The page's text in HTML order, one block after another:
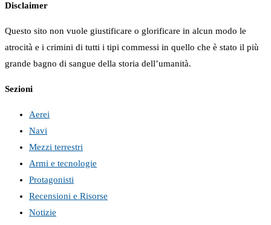
Disclaimer
Questo sito non vuole giustificare o glorificare in alcun modo le
atrocità e i crimini di tutti i tipi commessi in quello che è stato il più
grande bagno di sangue della storia dell’umanità.
Sezioni
Aerei
Navi
Mezzi terrestri
Armi e tecnologie
Protagonisti
Recensioni e Risorse
Notizie